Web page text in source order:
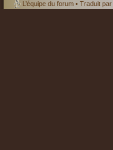
L’équipe du forum • Traduit par